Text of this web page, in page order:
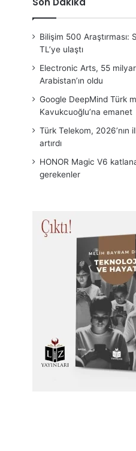
Bilişim 500 Araştırması:
TL’ye ulaştı
Electronic Arts, 55
Arabistan’ın oldu
Google DeepMind Türk
Kavukcuoğlu’na emanet
Türk Telekom, 2026’nın
artırdı
HONOR Magic V6
gerekenler